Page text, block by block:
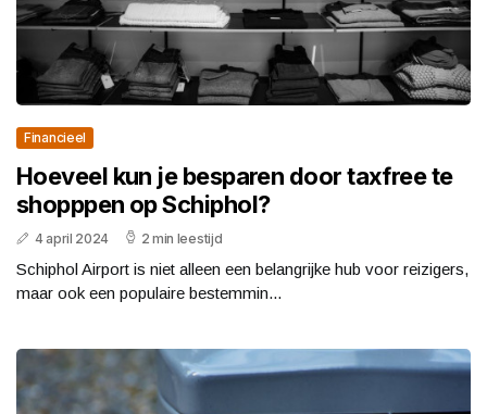
Financieel
Hoeveel kun je besparen door taxfree te
shopppen op Schiphol?
4 april 2024 2 min leestijd
Schiphol Airport is niet alleen een belangrijke hub voor reizigers,
maar ook een populaire bestemmin...